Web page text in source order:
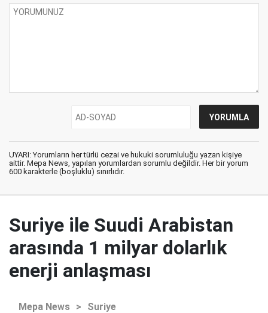
UYARI: Yorumların her türlü cezai ve hukuki sorumluluğu yazan kişiye
aittir. Mepa News, yapılan yorumlardan sorumlu değildir. Her bir yorum
600 karakterle (boşluklu) sınırlıdır.
Suriye ile Suudi Arabistan
arasında 1 milyar dolarlık
enerji anlaşması
Mepa News > Suriye